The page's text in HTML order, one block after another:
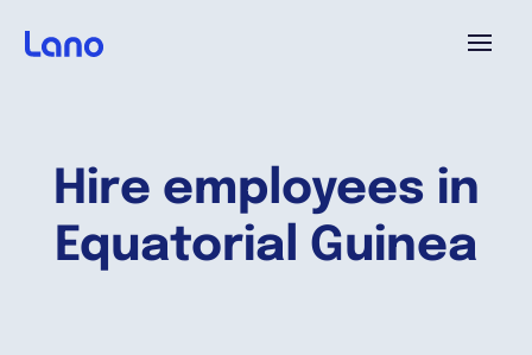
Hire employees in
Equatorial Guinea
Pourquoi Lano?